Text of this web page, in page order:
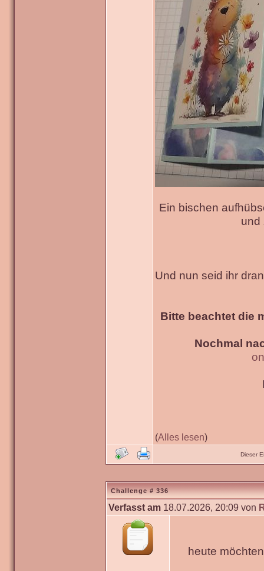
Ein bischen
und
Und nun seid ihr
Bitte beachtet die
Nochmal
(Alles lesen)
Dieser
Challenge # 336
Verfasst am 18.07.2026, 20:09 von
heute